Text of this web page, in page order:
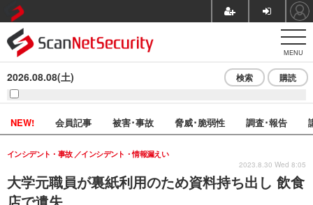
MENU
2026.08.08(土) 検索 購読
NEW! 会員記事 被害･事故 脅威･脆弱性 調査･報告
大学元職員が裏紙利用のため資料持ち出し 飲食
インシデント・事故 インシデント・情報漏えい
2023.8.30 Wed 8:05